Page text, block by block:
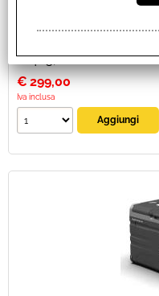
non vincolante)
€ 463,00
€299,00
Iva inclusa